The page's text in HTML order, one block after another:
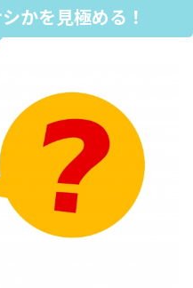
かを見極める！